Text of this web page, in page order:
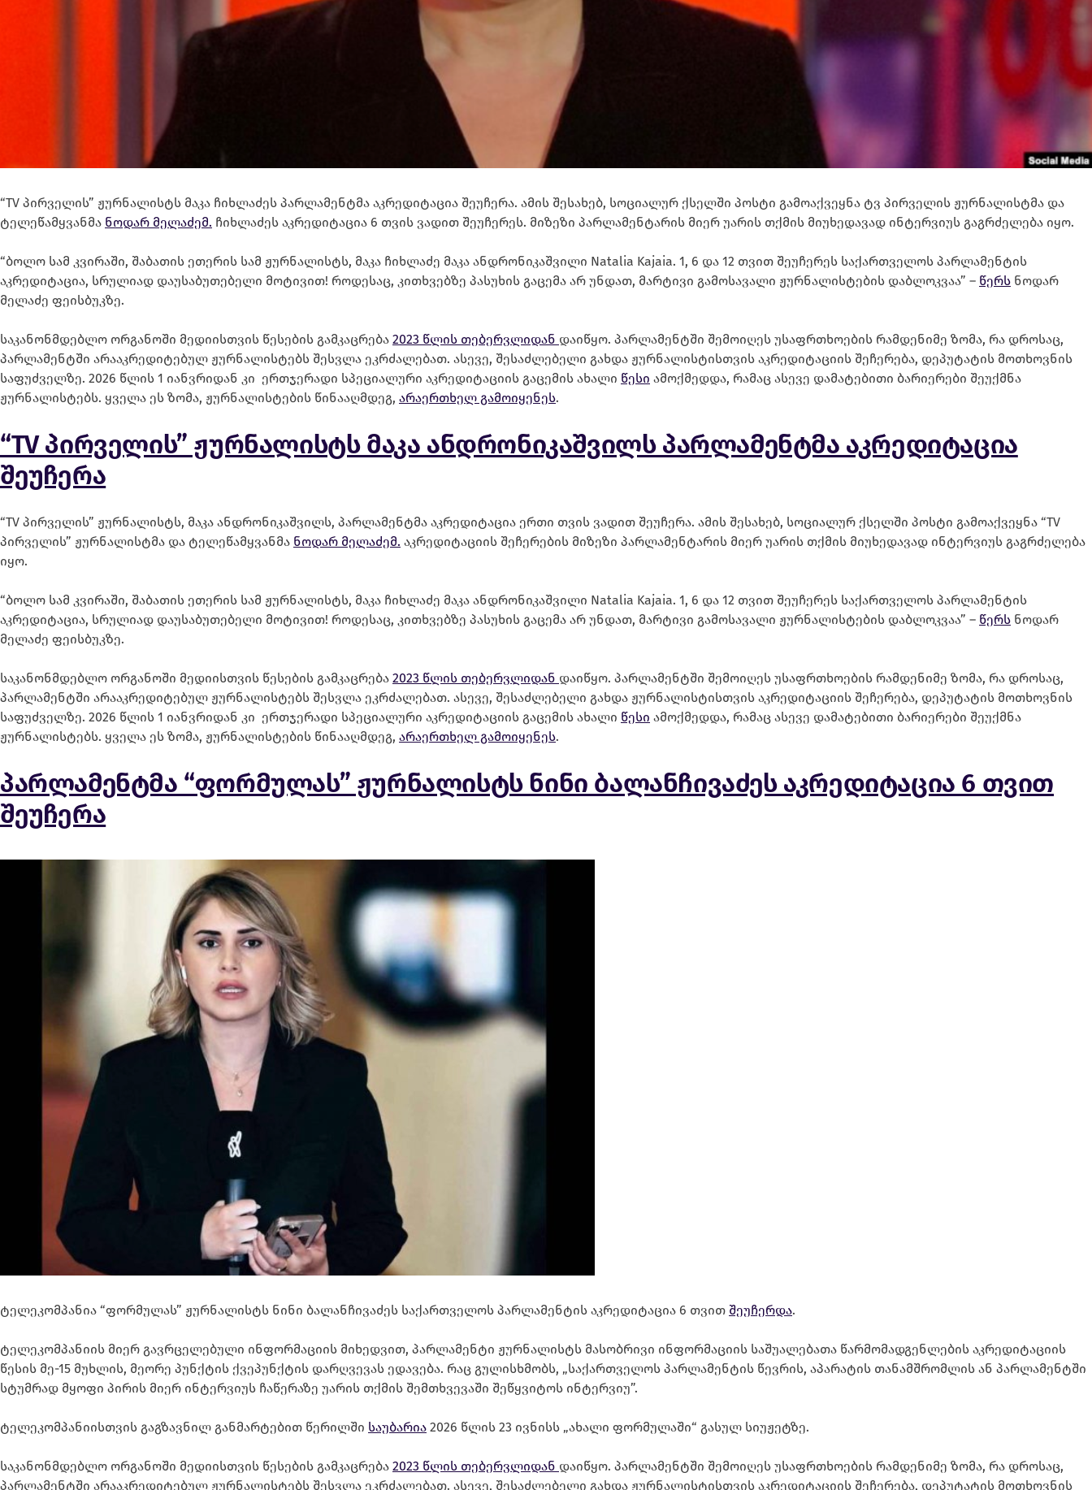
“TV პირველის” ჟურნალისტს მაკა ჩიხლაძეს პარლამენტმა აკრედიტაცია შეუჩერა. ამის შესახებ, სოციალურ ქსელში პოსტი გამოაქვეყნა ტვ პირველის ჟურნალისტმა და
ტელეწამყვანმა ნოდარ მელაძემ. ჩიხლაძეს აკრედიტაცია 6 თვის ვადით შეუჩერეს. მიზეზი პარლამენტარის მიერ უარის თქმის მიუხედავად ინტერვიუს გაგრძელება იყო.
“ბოლო სამ კვირაში, შაბათის ეთერის სამ ჟურნალისტს, მაკა ჩიხლაძე მაკა ანდრონიკაშვილი Natalia Kajaia. 1, 6 და 12 თვით შეუჩერეს საქართველოს პარლამენტის
აკრედიტაცია, სრულიად დაუსაბუთებელი მოტივით! როდესაც, კითხვებზე პასუხის გაცემა არ უნდათ, მარტივი გამოსავალი ჟურნალისტების დაბლოკვაა” – წერს ნოდარ
მელაძე ფეისბუკზე.
საკანონმდებლო ორგანოში მედიისთვის წესების გამკაცრება 2023 წლის თებერვლიდან დაიწყო. პარლამენტში შემოიღეს უსაფრთხოების რამდენიმე ზომა, რა დროსაც,
პარლამენტში არააკრედიტებულ ჟურნალისტებს შესვლა ეკრძალებათ. ასევე, შესაძლებელი გახდა ჟურნალისტისთვის აკრედიტაციის შეჩერება, დეპუტატის მოთხოვნის
საფუძველზე. 2026 წლის 1 იანვრიდან კი ერთჯერადი სპეციალური აკრედიტაციის გაცემის ახალი წესი ამოქმედდა, რამაც ასევე დამატებითი ბარიერები შეუქმნა
ჟურნალისტებს. ყველა ეს ზომა, ჟურნალისტების წინააღმდეგ, არაერთხელ გამოიყენეს.
“TV პირველის” ჟურნალისტს მაკა ანდრონიკაშვილს პარლამენტმა აკრედიტაცია
შეუჩერა
“TV პირველის” ჟურნალისტს, მაკა ანდრონიკაშვილს, პარლამენტმა აკრედიტაცია ერთი თვის ვადით შეუჩერა. ამის შესახებ, სოციალურ ქსელში პოსტი გამოაქვეყნა “TV
პირველის” ჟურნალისტმა და ტელეწამყვანმა ნოდარ მელაძემ. აკრედიტაციის შეჩერების მიზეზი პარლამენტარის მიერ უარის თქმის მიუხედავად ინტერვიუს გაგრძელება
იყო.
“ბოლო სამ კვირაში, შაბათის ეთერის სამ ჟურნალისტს, მაკა ჩიხლაძე მაკა ანდრონიკაშვილი Natalia Kajaia. 1, 6 და 12 თვით შეუჩერეს საქართველოს პარლამენტის
აკრედიტაცია, სრულიად დაუსაბუთებელი მოტივით! როდესაც, კითხვებზე პასუხის გაცემა არ უნდათ, მარტივი გამოსავალი ჟურნალისტების დაბლოკვაა” – წერს ნოდარ
მელაძე ფეისბუკზე.
საკანონმდებლო ორგანოში მედიისთვის წესების გამკაცრება 2023 წლის თებერვლიდან დაიწყო. პარლამენტში შემოიღეს უსაფრთხოების რამდენიმე ზომა, რა დროსაც,
პარლამენტში არააკრედიტებულ ჟურნალისტებს შესვლა ეკრძალებათ. ასევე, შესაძლებელი გახდა ჟურნალისტისთვის აკრედიტაციის შეჩერება, დეპუტატის მოთხოვნის
საფუძველზე. 2026 წლის 1 იანვრიდან კი ერთჯერადი სპეციალური აკრედიტაციის გაცემის ახალი წესი ამოქმედდა, რამაც ასევე დამატებითი ბარიერები შეუქმნა
ჟურნალისტებს. ყველა ეს ზომა, ჟურნალისტების წინააღმდეგ, არაერთხელ გამოიყენეს.
პარლამენტმა “ფორმულას” ჟურნალისტს ნინი ბალანჩივაძეს აკრედიტაცია 6 თვით
შეუჩერა
ტელეკომპანია “ფორმულას” ჟურნალისტს ნინი ბალანჩივაძეს საქართველოს პარლამენტის აკრედიტაცია 6 თვით შეუჩერდა.
ტელეკომპანიის მიერ გავრცელებული ინფორმაციის მიხედვით, პარლამენტი ჟურნალისტს მასობრივი ინფორმაციის საშუალებათა წარმომადგენლების აკრედიტაციის
წესის მე-15 მუხლის, მეორე პუნქტის ქვეპუნქტის დარღვევას ედავება. რაც გულისხმობს, „საქართველოს პარლამენტის წევრის, აპარატის თანამშრომლის ან პარლამენტში
სტუმრად მყოფი პირის მიერ ინტერვიუს ჩაწერაზე უარის თქმის შემთხვევაში შეწყვიტოს ინტერვიუ”.
ტელეკომპანიისთვის გაგზავნილ განმარტებით წერილში საუბარია 2026 წლის 23 ივნისს „ახალი ფორმულაში“ გასულ სიუჟეტზე.
საკანონმდებლო ორგანოში მედიისთვის წესების გამკაცრება 2023 წლის თებერვლიდან დაიწყო. პარლამენტში შემოიღეს უსაფრთხოების რამდენიმე ზომა, რა დროსაც,
პარლამენტში არააკრედიტებულ ჟურნალისტებს შესვლა ეკრძალებათ. ასევე, შესაძლებელი გახდა ჟურნალისტისთვის აკრედიტაციის შეჩერება, დეპუტატის მოთხოვნის